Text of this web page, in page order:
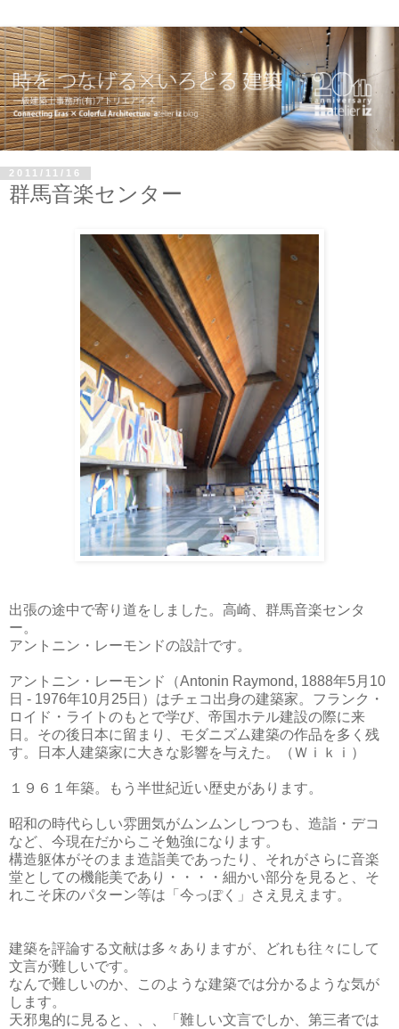
2011/11/16
群馬音楽センター
出張の途中で寄り道をしました。高崎、群馬音楽センタ
ー。
アントニン・レーモンドの設計です。
アントニン・レーモンド（Antonin Raymond, 1888年5月10
日 - 1976年10月25日）はチェコ出身の建築家。フランク・
ロイド・ライトのもとで学び、帝国ホテル建設の際に来
日。その後日本に留まり、モダニズム建築の作品を多く残
す。日本人建築家に大きな影響を与えた。（Ｗｉｋｉ）
１９６１年築。もう半世紀近い歴史があります。
昭和の時代らしい雰囲気がムンムンしつつも、造詣・デコ
など、今現在だからこそ勉強になります。
構造躯体がそのまま造詣美であったり、それがさらに音楽
堂としての機能美であり・・・・細かい部分を見ると、そ
れこそ床のパターン等は「今っぽく」さえ見えます。
建築を評論する文献は多々ありますが、どれも往々にして
文言が難しいです。
なんで難しいのか、このような建築では分かるような気が
します。
天邪鬼的に見ると、、、「難しい文言でしか、第三者では